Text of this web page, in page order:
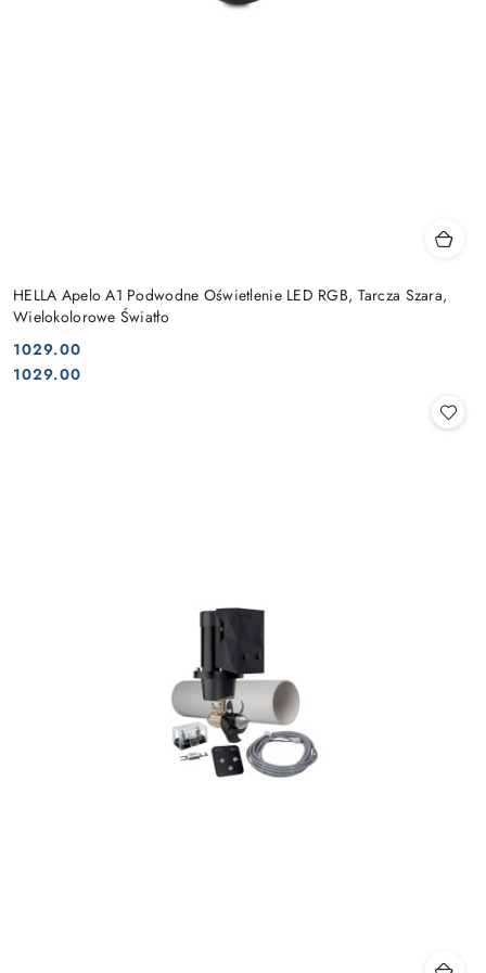
HELLA Apelo A1 Podwodne Oświetlenie LED RGB, Tarcza Szara,
Wielokolorowe Światło
Cena:
1029.00
Cena:
1029.00